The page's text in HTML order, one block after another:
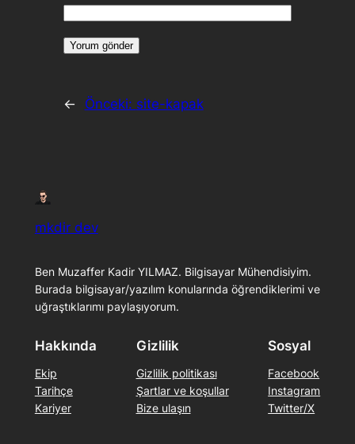
← Önceki: site-kapak
mkdir dev
Ben Muzaffer Kadir YILMAZ. Bilgisayar Mühendisiyim.
Burada bilgisayar/yazılım konularında öğrendiklerimi ve
uğraştıklarımı paylaşıyorum.
Hakkında
Ekip
Tarihçe
Kariyer
Gizlilik
Gizlilik politikası
Şartlar ve koşullar
Bize ulaşın
Sosyal
Facebook
Instagram
Twitter/X